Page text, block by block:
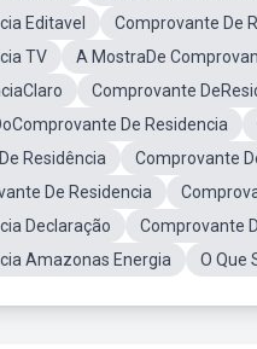
Editavel
Comprovante De
TV
A MostraDe
Comprovante
De Residencia
Residência
Comprovante
De Residencia
Declaração
Comprovante
Amazonas Energia
O Que